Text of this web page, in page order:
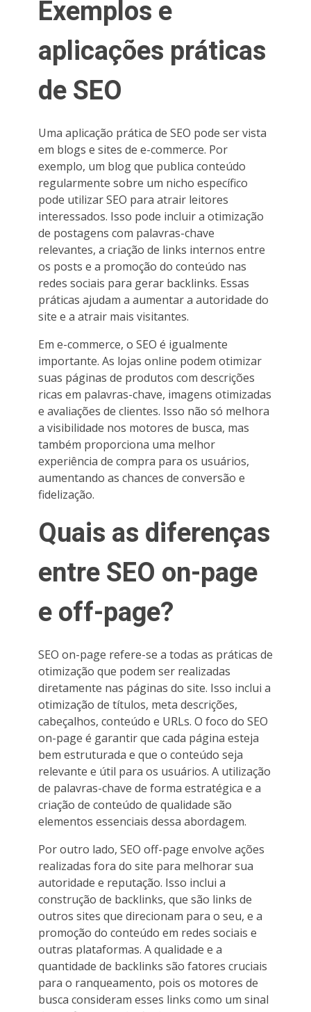
Exemplos e
aplicações práticas
de SEO
Uma aplicação prática de SEO pode ser vista
em blogs e sites de e-commerce. Por
exemplo, um blog que publica conteúdo
regularmente sobre um nicho específico
pode utilizar SEO para atrair leitores
interessados. Isso pode incluir a otimização
de postagens com palavras-chave
relevantes, a criação de links internos entre
os posts e a promoção do conteúdo nas
redes sociais para gerar backlinks. Essas
práticas ajudam a aumentar a autoridade do
site e a atrair mais visitantes.
Em e-commerce, o SEO é igualmente
importante. As lojas online podem otimizar
suas páginas de produtos com descrições
ricas em palavras-chave, imagens otimizadas
e avaliações de clientes. Isso não só melhora
a visibilidade nos motores de busca, mas
também proporciona uma melhor
experiência de compra para os usuários,
aumentando as chances de conversão e
fidelização.
Quais as diferenças
entre SEO on-page
e off-page?
SEO on-page refere-se a todas as práticas de
otimização que podem ser realizadas
diretamente nas páginas do site. Isso inclui a
otimização de títulos, meta descrições,
cabeçalhos, conteúdo e URLs. O foco do SEO
on-page é garantir que cada página esteja
bem estruturada e que o conteúdo seja
relevante e útil para os usuários. A utilização
de palavras-chave de forma estratégica e a
criação de conteúdo de qualidade são
elementos essenciais dessa abordagem.
Por outro lado, SEO off-page envolve ações
realizadas fora do site para melhorar sua
autoridade e reputação. Isso inclui a
construção de backlinks, que são links de
outros sites que direcionam para o seu, e a
promoção do conteúdo em redes sociais e
outras plataformas. A qualidade e a
quantidade de backlinks são fatores cruciais
para o ranqueamento, pois os motores de
busca consideram esses links como um sinal